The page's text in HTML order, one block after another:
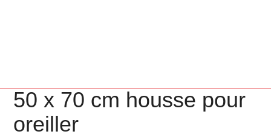
50 x 70 cm housse pour
oreiller